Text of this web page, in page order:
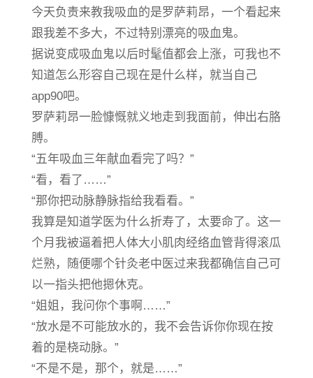
今天负责来教我吸血的是罗萨莉昂，一个看起来
跟我差不多大，不过特别漂亮的吸血鬼。
据说变成吸血鬼以后时髦值都会上涨，可我也不
知道怎么形容自己现在是什么样，就当自己
app90吧。
罗萨莉昂一脸慷慨就义地走到我面前，伸出右胳
膊。
“五年吸血三年献血看完了吗？”
“看，看了……”
“那你把动脉静脉指给我看看。”
我算是知道学医为什么折寿了，太要命了。这一
个月我被逼着把人体大小肌肉经络血管背得滚瓜
烂熟，随便哪个针灸老中医过来我都确信自己可
以一指头把他摁休克。
“姐姐，我问你个事啊……”
“放水是不可能放水的，我不会告诉你你现在按
着的是桡动脉。”
“不是不是，那个，就是……”